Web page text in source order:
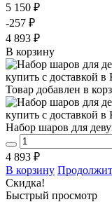
5 150 ₽
-257 ₽
4 893 ₽
В корзину
Товар добавлен в
Набор шаров для
4 893 ₽
В корзину
Скидка!
Быстрый просмотр